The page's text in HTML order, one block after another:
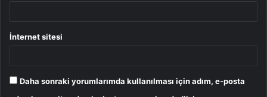
İnternet sitesi
Daha sonraki yorumlarımda kullanılması için adım, e-posta